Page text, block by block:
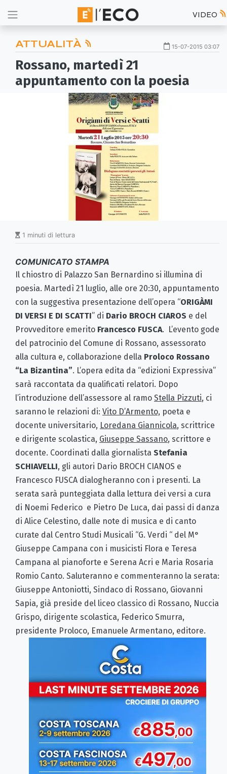
VIDEO
ATTUALITÀ 15-07-2015 03:07
Rossano, martedì 21
appuntamento con la poesia
1 minuti di lettura
COMUNICATO STAMPA
Il chiostro di Palazzo San Bernardino si illumina di
poesia. Martedì 21 luglio, alle ore 20:30, appuntamento
con la suggestiva presentazione dell’opera “ORIGÀMI
DI VERSI E DI SCATTI” di Dario BROCH CIAROS e del
Provveditore emerito Francesco FUSCA. L’evento gode
del patrocinio del Comune di Rossano, assessorato
alla cultura e, collaborazione della Proloco Rossano
“La Bizantina”. L’opera edita da “edizioni Expressiva”
sarà raccontata da qualificati relatori. Dopo
l’introduzione dell’assessore al ramo Stella Pizzuti, ci
saranno le relazioni di: Vito D’Armento, poeta e
docente universitario, Loredana Giannicola, scrittrice
e dirigente scolastica, Giuseppe Sassano, scrittore e
docente. Coordinati dalla giornalista Stefania
SCHIAVELLI, gli autori Dario BROCH CIANOS e
Francesco FUSCA dialogheranno con i presenti. La
serata sarà punteggiata dalla lettura dei versi a cura
di Noemi Federico e Pietro De Luca, dai passi di danza
di Alice Celestino, dalle note di musica e di canto
curate dal Centro Studi Musicali “G. Verdi “ del M°
Giuseppe Campana con i musicisti Flora e Teresa
Campana al pianoforte e Serena Acri e Maria Rosaria
Romio Canto. Saluteranno e commenteranno la serata:
Giuseppe Antoniotti, Sindaco di Rossano, Giovanni
Sapia, già preside del liceo classico di Rossano, Nuccia
Grispo, dirigente scolastica, Federico Smurra,
presidente Proloco, Emanuele Armentano, editore.